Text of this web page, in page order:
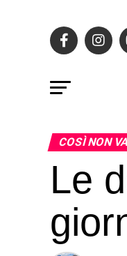
COSÌ NON
Le